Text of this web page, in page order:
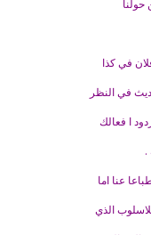
في كذا
في النظر
ا فعالك
عنا اما
الذي